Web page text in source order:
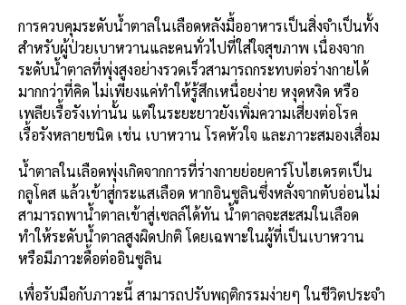
การควบคุมระดับน้ำตาลในเลือดหลังมื้ออาหารเป็นสิ่งจำเป็นทั้ง
สำหรับผู้ป่วยเบาหวานและคนทั่วไปที่ใส่ใจสุขภาพ เนื่องจาก
ระดับน้ำตาลที่พุ่งสูงอย่างรวดเร็วสามารถกระทบต่อร่างกายได้
มากกว่าที่คิด ไม่เพียงแค่ทำให้รู้สึกเหนื่อยง่าย หงุดหงิด หรือ
เพลียเรื้อรังเท่านั้น แต่ในระยะยาวยังเพิ่มความเสี่ยงต่อโรค
เรื้อรังหลายชนิด เช่น เบาหวาน โรคหัวใจ และภาวะสมองเสื่อม
น้ำตาลในเลือดพุ่งเกิดจากการที่ร่างกายย่อยคาร์โบไฮเดรตเป็น
กลูโคส แล้วเข้าสู่กระแสเลือด หากอินซูลินซึ่งหลั่งจากตับอ่อนไม่
สามารถพาน้ำตาลเข้าสู่เซลล์ได้ทัน น้ำตาลจะสะสมในเลือด
ทำให้ระดับน้ำตาลสูงผิดปกติ โดยเฉพาะในผู้ที่เป็นเบาหวาน
หรือมีภาวะดื้อต่ออินซูลิน
เพื่อรับมือกับภาวะนี้ สามารถปรับพฤติกรรมง่ายๆ ในชีวิตประจำ